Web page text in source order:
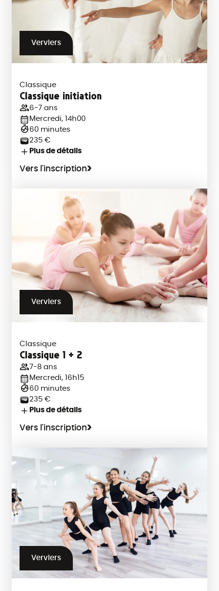
Verviers
Classique
Classique initiation
6-7 ans
Mercredi, 14h00
60 minutes
235 €
Plus de détails
Vers l'inscription
Verviers
Classique
Classique 1 + 2
7-8 ans
Mercredi, 16h15
60 minutes
235 €
Plus de détails
Vers l'inscription
Verviers